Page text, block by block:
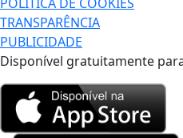
TRANSPARÊNCIA
PUBLICIDADE
Disponível gratuitamente